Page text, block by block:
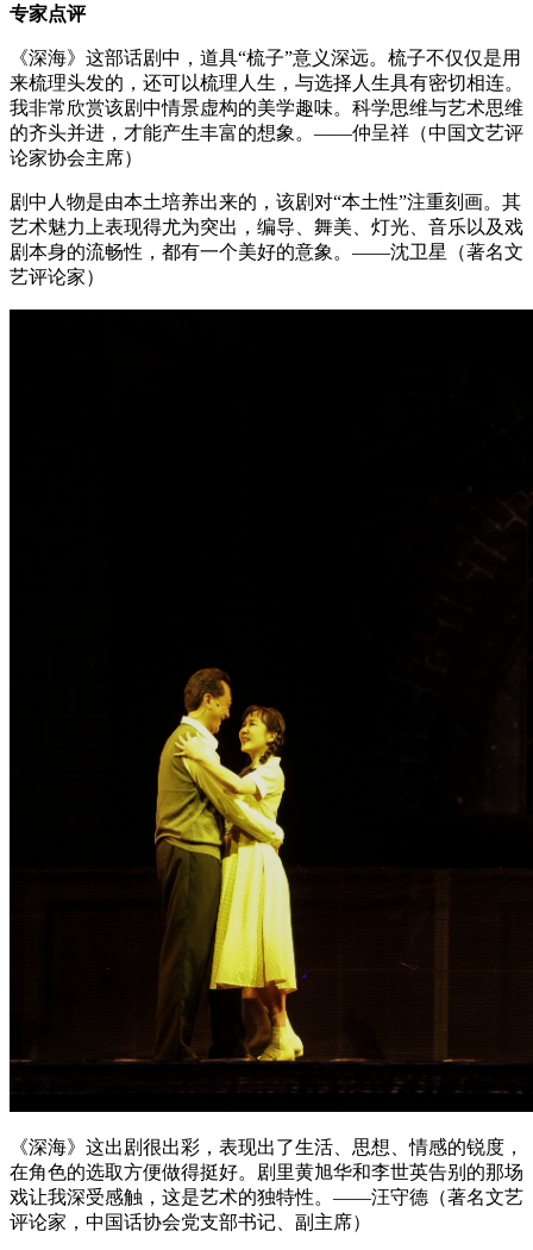
专家点评
《深海》这部话剧中，道具“梳子”意义深远。梳子不仅仅是用
来梳理头发的，还可以梳理人生，与选择人生具有密切相连。
我非常欣赏该剧中情景虚构的美学趣味。科学思维与艺术思维
的齐头并进，才能产生丰富的想象。——仲呈祥（中国文艺评
论家协会主席）
剧中人物是由本土培养出来的，该剧对“本土性”注重刻画。其
艺术魅力上表现得尤为突出，编导、舞美、灯光、音乐以及戏
剧本身的流畅性，都有一个美好的意象。——沈卫星（著名文
艺评论家）
《深海》这出剧很出彩，表现出了生活、思想、情感的锐度，
在角色的选取方便做得挺好。剧里黄旭华和李世英告别的那场
戏让我深受感触，这是艺术的独特性。——汪守德（著名文艺
评论家，中国话协会党支部书记、副主席）